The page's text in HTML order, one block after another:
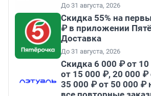
До 31 августа, 2026
Скидка 55% на
₽ в приложении
Доставка
До 31 августа, 2026
Скидка 6 000 ₽ от
от 15 000 ₽, 20 000 ₽
35 000 ₽ от 50 000 ₽